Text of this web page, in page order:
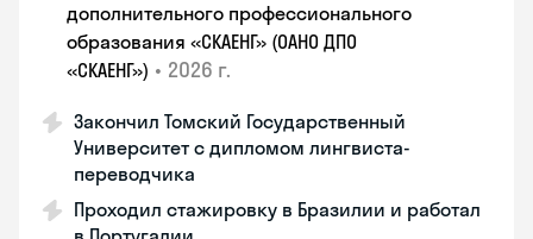
дополнительного профессионального
образования «СКАЕНГ» (ОАНО ДПО
«СКАЕНГ») • 2026 г.
Закончил Томский Государственный
Университет с дипломом лингвиста-
переводчика
Проходил стажировку в Бразилии и работал